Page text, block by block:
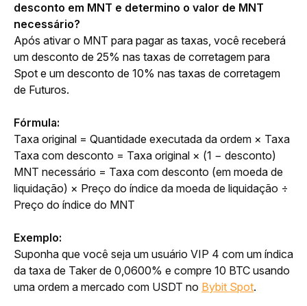
desconto em MNT e determino o valor de MNT
necessário?
Após ativar o MNT para pagar as taxas, você receberá
um desconto de 25% nas taxas de corretagem para
Spot e um desconto de 10% nas taxas de corretagem
de Futuros.
Fórmula:
Taxa original = Quantidade executada da ordem × Taxa
Taxa com desconto = Taxa original × (1 − desconto)
MNT necessário = Taxa com desconto (em moeda de
liquidação) × Preço do índice da moeda de liquidação ÷
Preço do índice do MNT
Exemplo:
Suponha que você seja um usuário VIP 4 com um índica
da taxa de Taker de 0,0600% e compre 10 BTC usando
uma ordem a mercado com USDT no Bybit Spot.